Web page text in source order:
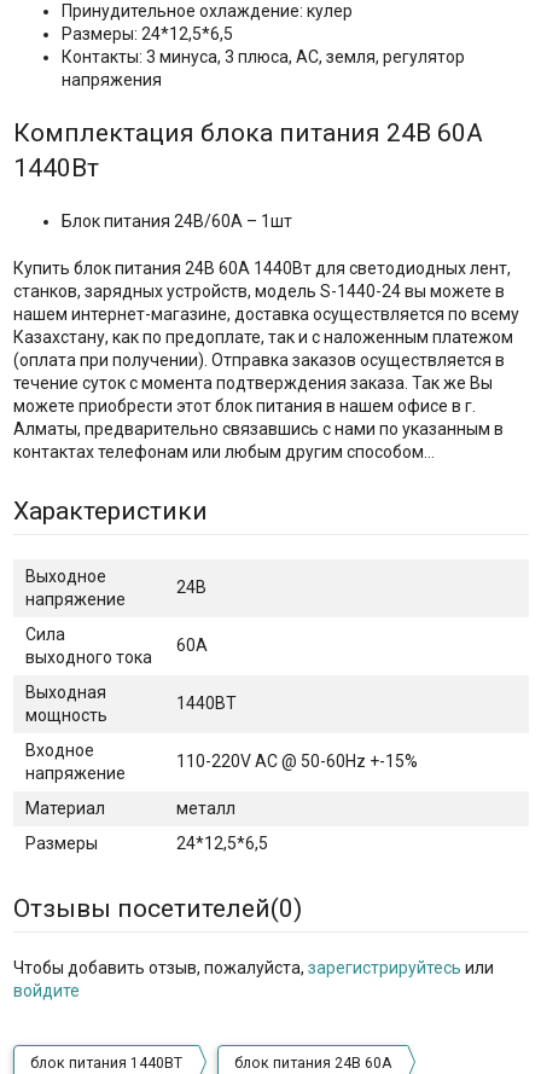
Принудительное охлаждение: кулер
Размеры: 24*12,5*6,5
Контакты: 3 минуса, 3 плюса, AC, земля, регулятор
напряжения
Комплектация блока питания 24В 60А
1440Вт
Блок питания 24В/60А – 1шт
Купить блок питания 24В 60А 1440Вт для светодиодных лент,
станков, зарядных устройств, модель S-1440-24 вы можете в
нашем интернет-магазине, доставка осуществляется по всему
Казахстану, как по предоплате, так и с наложенным платежом
(оплата при получении). Отправка заказов осуществляется в
течение суток с момента подтверждения заказа. Так же Вы
можете приобрести этот блок питания в нашем офисе в г.
Алматы, предварительно связавшись с нами по указанным в
контактах телефонам или любым другим способом…
Характеристики
Выходное
напряжение
24В
Сила
выходного тока
60А
Выходная
мощность
1440ВТ
Входное
напряжение
110-220V AC @ 50-60Hz +-15%
Материал
металл
Размеры
24*12,5*6,5
Отзывы посетителей(0)
Чтобы добавить отзыв, пожалуйста, зарегистрируйтесь или
войдите
блок питания 1440ВТ блок питания 24В 60А